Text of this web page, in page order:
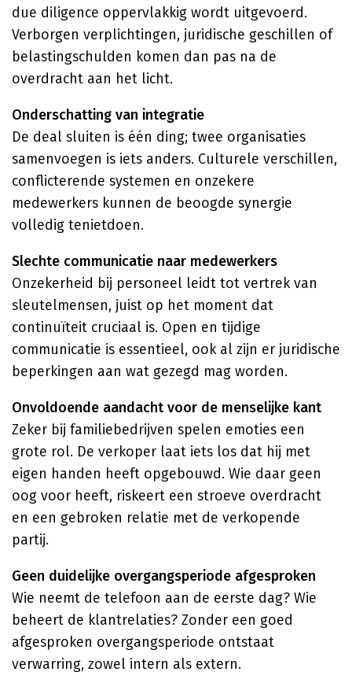
due diligence oppervlakkig wordt uitgevoerd.
Verborgen verplichtingen, juridische geschillen of
belastingschulden komen dan pas na de
overdracht aan het licht.
Onderschatting van integratie
De deal sluiten is één ding; twee organisaties
samenvoegen is iets anders. Culturele verschillen,
conflicterende systemen en onzekere
medewerkers kunnen de beoogde synergie
volledig tenietdoen.
Slechte communicatie naar medewerkers
Onzekerheid bij personeel leidt tot vertrek van
sleutelmensen, juist op het moment dat
continuïteit cruciaal is. Open en tijdige
communicatie is essentieel, ook al zijn er juridische
beperkingen aan wat gezegd mag worden.
Onvoldoende aandacht voor de menselijke kant
Zeker bij familiebedrijven spelen emoties een
grote rol. De verkoper laat iets los dat hij met
eigen handen heeft opgebouwd. Wie daar geen
oog voor heeft, riskeert een stroeve overdracht
en een gebroken relatie met de verkopende
partij.
Geen duidelijke overgangsperiode afgesproken
Wie neemt de telefoon aan de eerste dag? Wie
beheert de klantrelaties? Zonder een goed
afgesproken overgangsperiode ontstaat
verwarring, zowel intern als extern.